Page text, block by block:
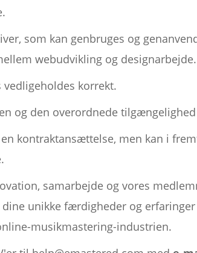
som kan genbruges og
webudvikling og designarbejde.
vedligeholdes korrekt.
og den overordnede
kontraktansættelse, men kan i
samarbejde og vores
unikke færdigheder og
musikmastering-industrien.